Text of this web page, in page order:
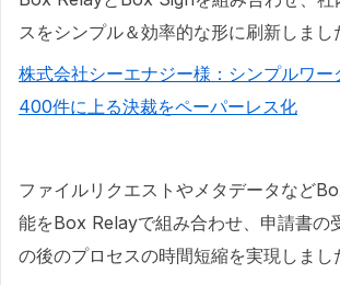
スをシンプル＆効率的な形に刷新しまし
株式会社シーエナジー様：シンプルワー
400件に上る決裁をペーパーレス化
ファイルリクエストやメタデータなど
能をBox Relayで組み合わせ、申請書の
の後のプロセスの時間短縮を実現しまし